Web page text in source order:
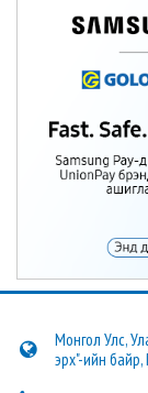
Монгол Улс,
эрх"-ийн